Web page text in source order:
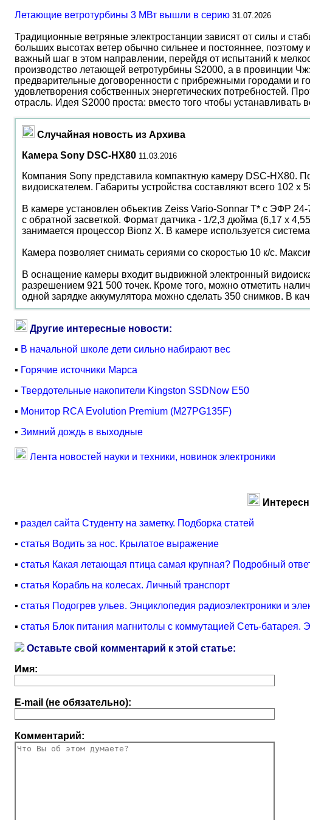
Летающие ветротурбины 3 МВт вышли в серию 31.07.2026
Традиционные ветряные электростанции зависят от силы и
больших высотах ветер обычно сильнее и постояннее,
важный шаг в этом направлении, перейдя от испытаний к
производство летающей ветротурбины S2000, а в провинции
предварительные договоренности с прибрежными городами и
удовлетворения собственных энергетических потребностей.
отрасль. Идея S2000 проста: вместо того чтобы устанавливать
Случайная новость из Архива
Камера Sony DSC-HX80 11.03.2016
Компания Sony представила компактную камеру DSC-HX80.
видоискателем. Габариты устройства составляют всего 102 x
В камере установлен объектив Zeiss Vario-Sonnar T* с ЭФР
с обратной засветкой. Формат датчика - 1/2,3 дюйма (6,17 х
занимается процессор Bionz X. В камере используется
Камера позволяет снимать сериями со скоростью 10 к/с.
В оснащение камеры входит выдвижной электронный
разрешением 921 500 точек. Кроме того, можно отметить
одной зарядке аккумулятора можно сделать 350 снимков. В
Другие интересные новости:
▪ В начальной школе дети сильно набирают вес
▪ Горячие источники Марса
▪ Твердотельные накопители Kingston SSDNow E50
▪ Монитор RCA Evolution Premium (M27PG135F)
▪ Зимний дождь в выходные
Лента новостей науки и техники, новинок электроники
▪ раздел сайта Студенту на заметку. Подборка статей
▪ статья Водить за нос. Крылатое выражение
▪ статья Какая летающая птица самая крупная? Подробный
▪ статья Корабль на колесах. Личный транспорт
▪ статья Подогрев ульев. Энциклопедия радиоэлектроники и
▪ статья Блок питания магнитолы с коммутацией Сеть-батарея.
Оставьте свой комментарий к этой статье:
Имя:
E-mail (не обязательно):
Комментарий: